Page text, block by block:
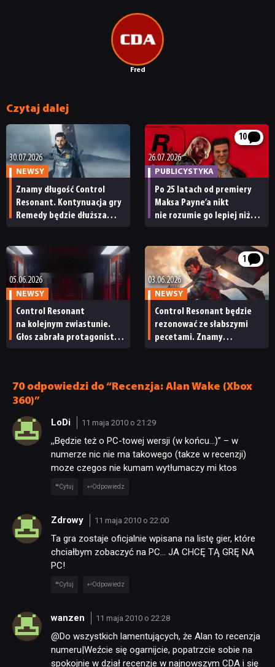
RECENZJE
PUBLICYSTYKA
KULTURA
Fred
Czytaj dalej
30.07.2026
NEWSY
Znamy długość Control
Resonant. Kontynuacja gry
Remedy będzie dłuższa
10
26.07.2026
PUBLICYSTYKA
Po 25 latach od premiery
Maksa Payne’a nikt
nie rozumie go lepiej niż
05.06.2026
NEWSY
Control Resonant
na kolejnym zwiastunie.
Głos zabrała protagonistka
1
03.06.2026
NEWSY
Control Resonant będzie
rezonować ze słabszymi
pecetami. Znamy
70 odpowiedzi do “Recenzja: Alan Wake (Xbox
360)”
LoDi 11 maja 2010 o 21:29
,,Będzie też o PC-towej wersji (w końcu…)” – w
numerze nic nie ma takowego (takze w recenzji)
moze czegos nie kumam wytłumaczy mi ktos
Cytuj Odpowiedz
Zdrowy 11 maja 2010 o 22:00
Ta gra zostaje oficjalnie wpisana na listę gier, które
chciałbym zobaczyć na PC… JA CHCĘ TĄ GRĘ NA
PC!
Cytuj Odpowiedz
wanzen 11 maja 2010 o 22:28
@Do wszystkich lamentujących, że Alan to recenzja
numeru|Weźcie się ogarnijcie, popatrzcie sobie na
spokojnie w dział recenzje w najnowszym CDA i się